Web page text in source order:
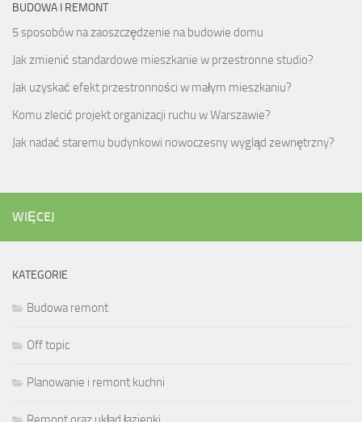
BUDOWA I REMONT
5 sposobów na zaoszczędzenie na budowie domu
Jak zmienić standardowe mieszkanie w przestronne studio?
Jak uzyskać efekt przestronności w małym mieszkaniu?
Komu zlecić projekt organizacji ruchu w Warszawie?
Jak nadać staremu budynkowi nowoczesny wygląd zewnętrzny?
WIĘCEJ
KATEGORIE
Budowa remont
Off topic
Planowanie i remont kuchni